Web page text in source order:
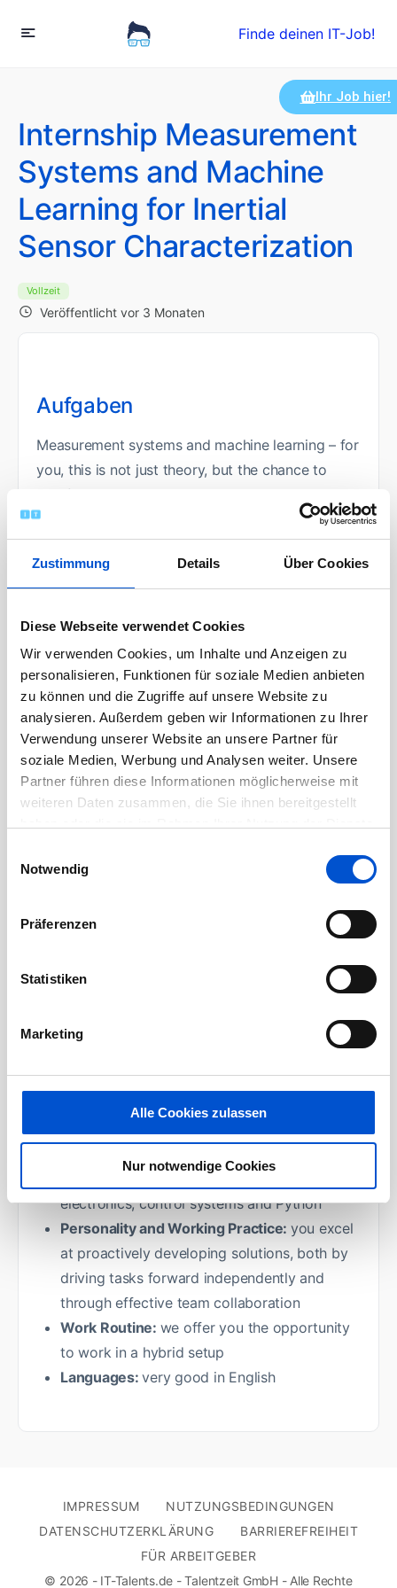
Zustimmung Details Über Cookies
Diese Webseite verwendet Cookies
Wir verwenden Cookies, um Inhalte und Anzeigen zu
personalisieren, Funktionen für soziale Medien anbieten
zu können und die Zugriffe auf unsere Website zu
analysieren. Außerdem geben wir Informationen zu Ihrer
Verwendung unserer Website an unsere Partner für
soziale Medien, Werbung und Analysen weiter. Unsere
Partner führen diese Informationen möglicherweise mit
weiteren Daten zusammen, die Sie ihnen bereitgestellt
Notwendig
Präferenzen
Statistiken
Marketing
Alle Cookies zulassen
Nur notwendige Cookies
Finde deinen IT-Job!
Internship Measurement
Systems and Machine
Learning for Inertial
Sensor Characterization
Vollzeit
Veröffentlicht vor 3 Monaten
Ihr Job hier!
Aufgaben
Measurement systems and machine learning – for
you, this is not just theory, but the chance to
redefine precision and create intelligent
solutions? Then dive into the world of inertial
sensor characterization and shape the future of
high-precision measurement technology with us.
During your internship you will optimize high-
elevate the accuracy and reliability of our
advanced inertial sensors.
With your ideas, you will boost the efficiency
of our measurement processes and optimize
data pipelines. You will capture key insights
while streamlining data collection and
learning techniques to gain valuable insights
training, fine-tuning, and shaping the entire
Education:studies in the field of Electrical
Experience and Knowledge:
electronics, control systems and Python
Personality and Working Practice: you excel
at proactively developing solutions, both by
driving tasks forward independently and
through effective team collaboration
Work Routine: we offer you the opportunity
to work in a hybrid setup
Languages:very good in English
IMPRESSUM
NUTZUNGSBEDINGUNGEN
DATENSCHUTZERKLÄRUNG
BARRIEREFREIHEIT
FÜR ARBEITGEBER
© 2026 - IT-Talents.de - Talentzeit GmbH - Alle Rechte